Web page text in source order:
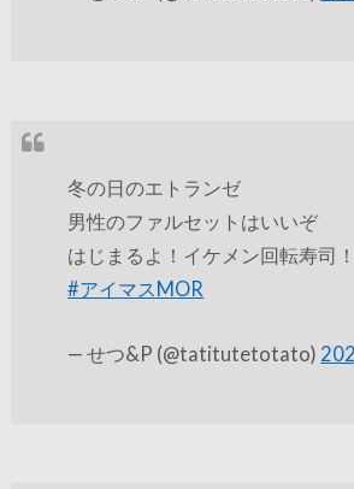
冬の日のエトランゼ
男性のファルセットはいいぞ
はじまるよ！イケメン回転寿司
#アイマスMOR
— せつ&P (@tatitutetotato)